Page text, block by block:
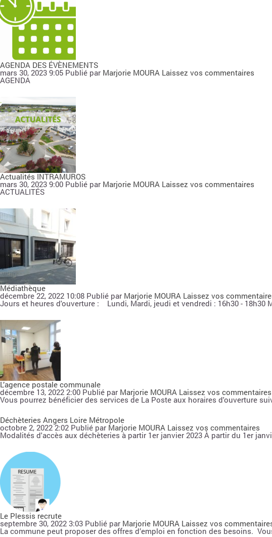
AGENDA DES ÉVÈNEMENTS
mars 30, 2023 9:05 Publié par Marjorie MOURA Laissez vos commentaires
AGENDA
Actualités INTRAMUROS
mars 30, 2023 9:00 Publié par Marjorie MOURA Laissez vos commentaires
ACTUALITÉS
Médiathèque
décembre 22, 2022 10:08 Publié par Marjorie MOURA Laissez vos
Jours et heures d'ouverture : Lundi, Mardi, jeudi et vendredi : 16h30 - 18h30
L’agence postale communale
décembre 13, 2022 2:00 Publié par Marjorie MOURA Laissez vos commentaires
Vous pourrez bénéficier des services de La Poste aux horaires d'ouverture
Déchèteries Angers Loire Métropole
octobre 2, 2022 2:02 Publié par Marjorie MOURA Laissez vos commentaires
Modalités d'accès aux déchèteries à partir 1er janvier 2023 À partir du 1er
Le Plessis recrute
septembre 30, 2022 3:03 Publié par Marjorie MOURA Laissez vos
La commune peut proposer des offres d’emploi en fonction des besoins.